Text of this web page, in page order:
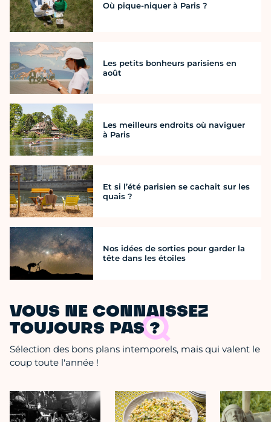
Où pique-niquer à Paris ?
Les petits bonheurs parisiens en
août
Les meilleurs endroits où naviguer
à Paris
Et si l’été parisien se cachait sur les
quais ?
Nos idées de sorties pour garder la
tête dans les étoiles
VOUS NE CONNAISSEZ
TOUJOURS PAS ?
Sélection des bons plans intemporels, mais qui valent le
coup toute l'année !